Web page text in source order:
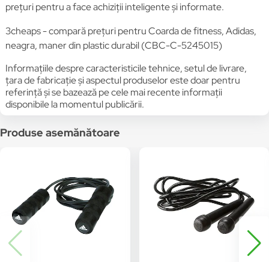
prețuri pentru a face achiziții inteligente și informate.
3cheaps - compară prețuri pentru Coarda de fitness, Adidas,
neagra, maner din plastic durabil (CBC-C-5245015)
Informațiile despre caracteristicile tehnice, setul de livrare,
țara de fabricație și aspectul produselor este doar pentru
referință și se bazează pe cele mai recente informații
disponibile la momentul publicării.
Produse asemănătoare